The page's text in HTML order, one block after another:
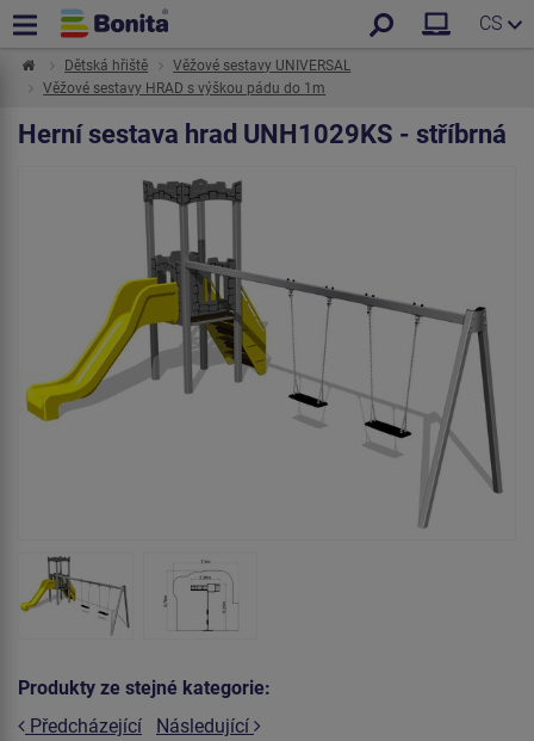
CS
Dětská hřiště
Věžové sestavy UNIVERSAL
Věžové sestavy HRAD s výškou pádu do 1m
Herní sestava hrad UNH1029KS - stříbrná
Produkty ze stejné kategorie:
Předcházející
Následující